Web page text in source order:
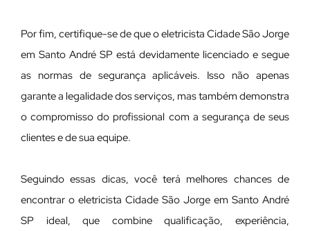
Por fim, certifique-se de que o eletricista Cidade São Jorge
em Santo André SP está devidamente licenciado e segue
as normas de segurança aplicáveis. Isso não apenas
garante a legalidade dos serviços, mas também demonstra
o compromisso do profissional com a segurança de seus
clientes e de sua equipe.
Seguindo essas dicas, você terá melhores chances de
encontrar o eletricista Cidade São Jorge em Santo André
SP ideal, que combine qualificação, experiência,